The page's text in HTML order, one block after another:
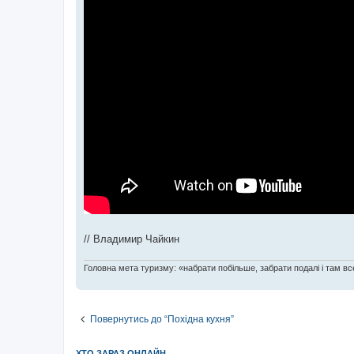
// Владимир Чайкин
Головна мета туризму: «набрати побільше, забрати подалі і там
Повернутись до “Похідна кухня”